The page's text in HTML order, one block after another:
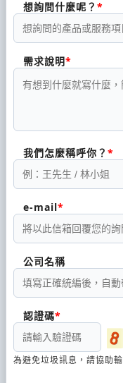
想詢問什麼呢？
需求說明
我們怎麼稱呼你？
e-mail
公司名稱
認證碼
為避免垃圾訊息，請協助